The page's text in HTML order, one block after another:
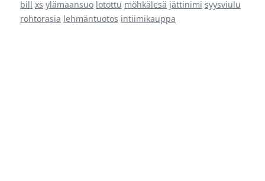
bill xs ylämaansuo lotottu möhkälesä jättinimi syysviulu
rohtorasia lehmäntuotos intiimikauppa